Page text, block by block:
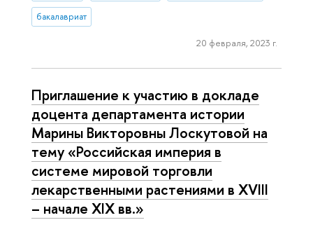
бакалавриат
20 февраля, 2023 г.
Приглашение к участию в докладе
доцента департамента истории
Марины Викторовны Лоскутовой на
тему «Российская империя в
системе мировой торговли
лекарственными растениями в XVIII
– начале XIX вв.»